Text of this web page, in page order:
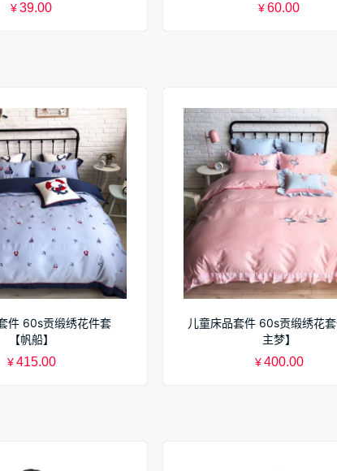
¥39.00 ¥60.00
件 60s贡缎绣花件套
【帆船】
¥ 415.00
儿童床品套件 60s贡缎绣花
主梦】
¥ 400.00